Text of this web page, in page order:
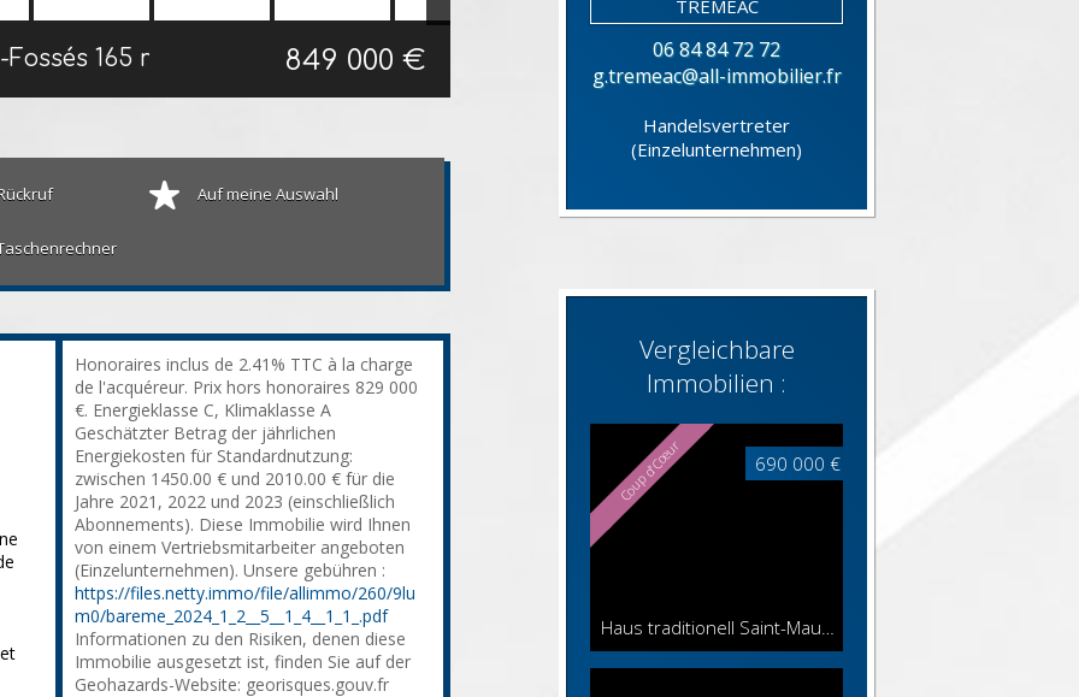
06 84 84 72 72
g.tremeac@all-immobilier.fr
Handelsvertreter
(Einzelunternehmen)
Vergleichbare
Immobilien :
Coup d'Cœur 690 000 €
Haus traditionell Saint-Maur-des-Fossés
165 m² 849 000 €
Auf meine Auswahl
Honoraires inclus de 2.41% TTC à la charge
de l'acquéreur. Prix hors honoraires 829 000
€. Energieklasse C, Klimaklasse A
Geschätzter Betrag der jährlichen
Energiekosten für Standardnutzung:
zwischen 1450.00 € und 2010.00 € für die
Jahre 2021, 2022 und 2023 (einschließlich
Abonnements). Diese Immobilie wird Ihnen
von einem Vertriebsmitarbeiter angeboten
(Einzelunternehmen). Unsere gebühren :
https://files.netty.immo/file/allimmo/260/9lu
m0/bareme_2024_1_2__5__1_4__1_1_.pdf
Informationen zu den Risiken, denen diese
Immobilie ausgesetzt ist, finden Sie auf der
Geohazards-Website: georisques.gouv.fr